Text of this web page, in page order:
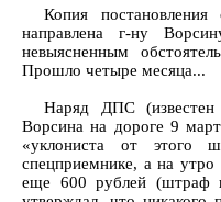
Копия
направлена г-ну
невыясненным
Прошло четыре месяца...
Наряд ДПС (известен
Ворсина на дороге 9
«уклониста от этого
спецприемнике, а на
еще 600 рублей (штраф